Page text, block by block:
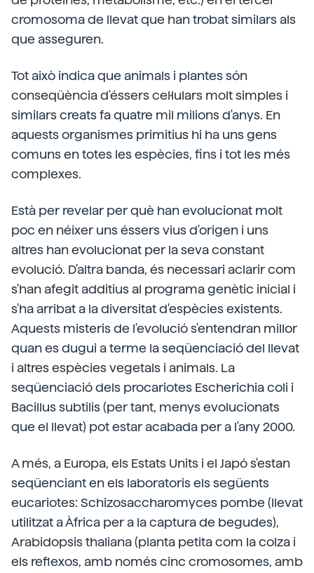
cromosoma de llevat que han trobat similars als
que asseguren.
Tot això indica que animals i plantes són
conseqüència d'éssers cel·lulars molt simples i
similars creats fa quatre mil milions d'anys. En
aquests organismes primitius hi ha uns gens
comuns en totes les espècies, fins i tot les més
complexes.
Està per revelar per què han evolucionat molt
poc en néixer uns éssers vius d'origen i uns
altres han evolucionat per la seva constant
evolució. D'altra banda, és necessari aclarir com
s'han afegit additius al programa genètic inicial i
s'ha arribat a la diversitat d'espècies existents.
Aquests misteris de l'evolució s'entendran millor
quan es dugui a terme la seqüenciació del llevat
i altres espècies vegetals i animals. La
seqüenciació dels procariotes Escherichia coli i
Bacillus subtilis (per tant, menys evolucionats
que el llevat) pot estar acabada per a l'any 2000.
A més, a Europa, els Estats Units i el Japó s'estan
seqüenciant en els laboratoris els següents
eucariotes: Schizosaccharomyces pombe (llevat
utilitzat a Àfrica per a la captura de begudes),
Arabidopsis thaliana (planta petita com la colza i
els reflexos, amb només cinc cromosomes, amb